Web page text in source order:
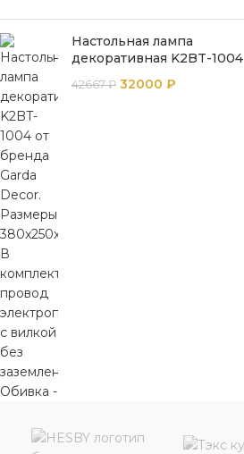
Настольная лампа
декоративная K2BT-1004
42667₽ 32000 ₽